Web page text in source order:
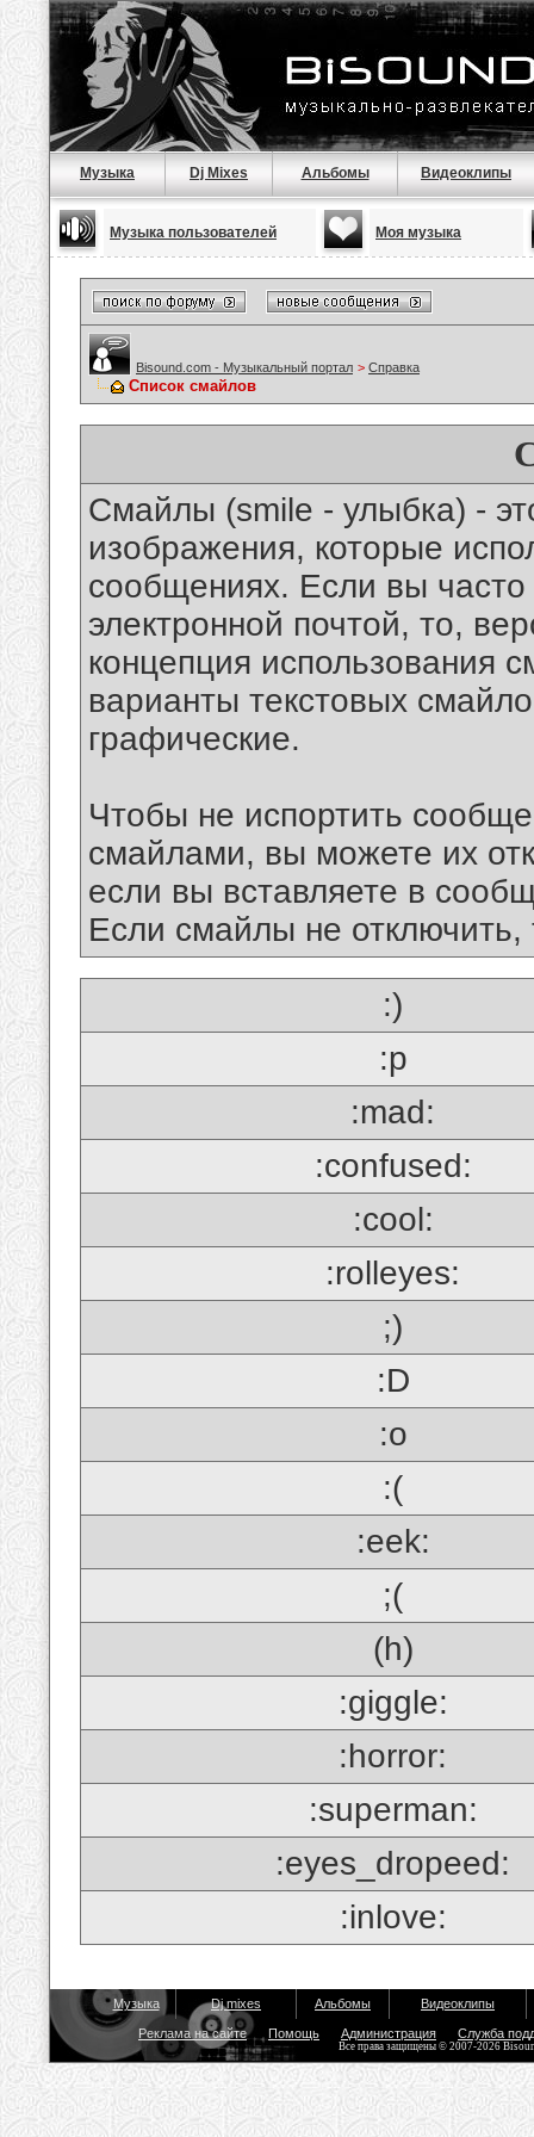
Музыка Dj Mixes Альбомы Видеоклипы
Музыка пользователей Моя музыка
Bisound.com - Музыкальный портал > Справка
Список смайлов
Смайлы (smile - улыбка) -
изображения, которые
сообщениях. Если вы часто
электронной почтой, то,
концепция использования
варианты текстовых
графические.
Чтобы не испортить
смайлами, вы можете их
если вы вставляете в
Если смайлы не отключить,
:)
:p
:mad:
:confused:
:cool:
:rolleyes:
;)
:D
:o
:(
:eek:
;(
(h)
:giggle:
:horror:
:superman:
:eyes_dropeed:
:inlove:
Музыка Dj mixes Альбомы Видеоклипы
Реклама на сайте Помощь Администрация Служба
Все права защищены © 2007-2026